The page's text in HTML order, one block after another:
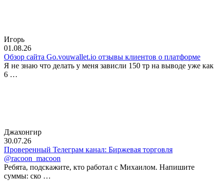
Игорь
01.08.26
Обзор сайта Go.vouwallet.io отзывы клиентов о платформе
Я не знаю что делать у меня зависли 150 тр на выводе уже как
6 …
Джахонгир
30.07.26
Проверенный Телеграм канал: Биржевая торговля
@racoon_macoon
Ребята, подскажите, кто работал с Михаилом. Напишите
суммы: ско …